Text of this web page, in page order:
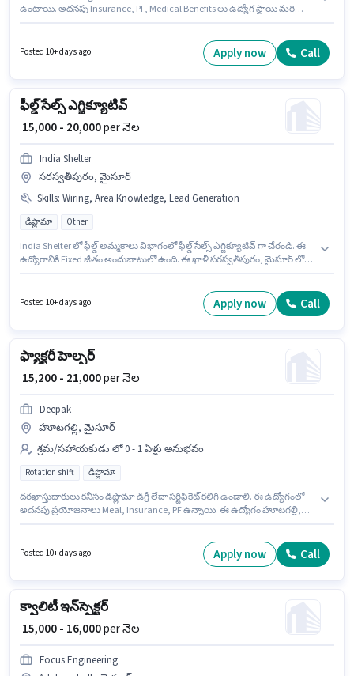
ఉంటాయి. అదనపు Insurance, PF, Medical Benefits లు ఉద్యోగ స్థాయి మరియు
అభ్యర్థులు తప్పనిసరిగా డిప్లొమా డిగ్రీ/సర్టిఫికెట్ కలిగి ఉండాలి. ఈ ఉద్యోగం 0 - 6+
ఏళ్లు సంవత్సరాల అనుభవం ఉన్న వారికి కోసం, నెల జీతం ₹31000 ఉంటుంది.
Posted 10+ days ago Apply now Call
ఫీల్డ్ సేల్స్ ఎగ్జిక్యూటివ్
₹ 15,000 - 20,000per నెల
India Shelter
సరస్వతీపురం, మైసూర్
Skills: Wiring, Area Knowledge, Lead Generation
డిప్లొమా Other
India Shelter లో ఫీల్డ్ అమ్మకాలు విభాగంలో ఫీల్డ్ సేల్స్ ఎగ్జిక్యూటివ్ గా చేరండి. ఈ
ఉద్యోగానికి Fixed జీతం అందుబాటులో ఉంది. ఈ ఖాళీ సరస్వతీపురం, మైసూర్ లో
కనీసం డిప్లొమా డిగ్రీ లేదా సర్టిఫికెట్ కలిగి ఉండాలి.
Posted 10+ days ago Apply now Call
ఫ్యాక్టరీ హెల్పర్
₹ 15,200 - 21,000per నెల
Deepak
హూటగల్లి, మైసూర్
శ్రమ/సహాయకుడు లో 0 - 1 ఏళ్లు అనుభవం
Rotation shift డిప్లొమా
దరఖాస్తుదారులు కనీసం డిప్లొమా డిగ్రీ లేదా సర్టిఫికెట్ కలిగి ఉండాలి. ఈ ఉద్యోగంలో
అదనపు ప్రయోజనాలు Meal, Insurance, PF ఉన్నాయి. ఈ ఉద్యోగం హూటగల్లి,
ఈ ఉద్యోగం 0 - 1 ఏళ్లు సంవత్సరాల అనుభవం ఉన్న వారికి కోసం అనుకూలంగా
ఉంటుంది. మీరు నెలకు ₹21000 వరకు సంపాదించవచ్చు.
Posted 10+ days ago Apply now Call
క్వాలిటీ ఇన్‌స్పెక్టర్
₹ 15,000 - 16,000per నెల
Focus Engineering